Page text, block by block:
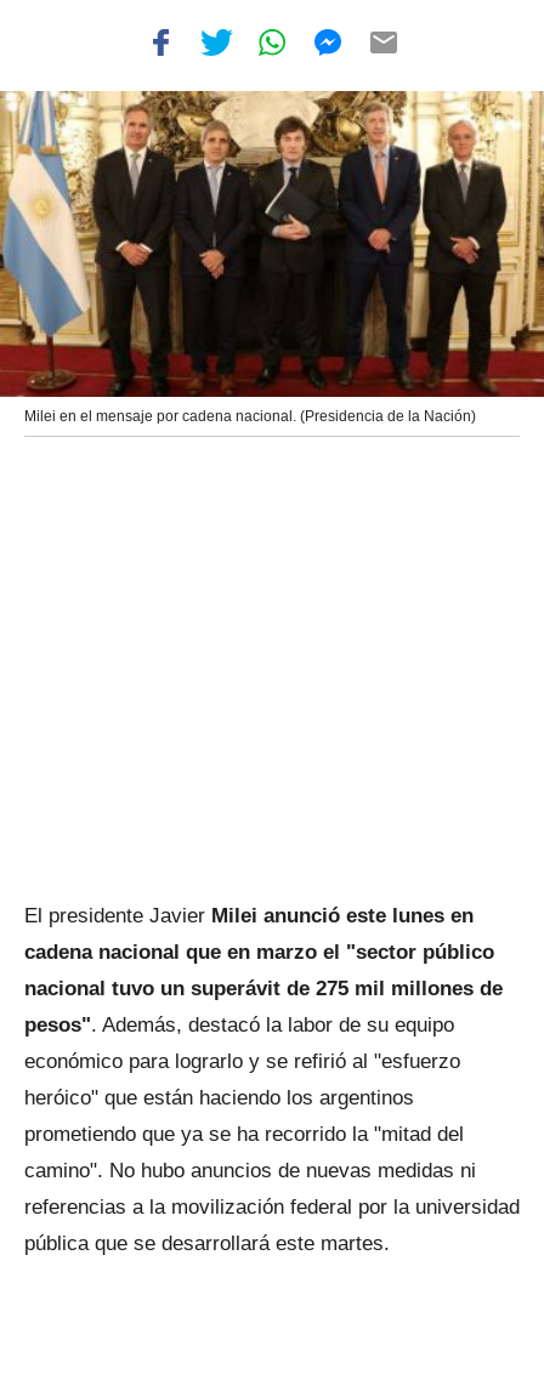
Milei en el mensaje por cadena nacional. (Presidencia de la Nación)
El presidente Javier Milei anunció este lunes en
cadena nacional que en marzo el "sector público
nacional tuvo un superávit de 275 mil millones de
pesos". Además, destacó la labor de su equipo
económico para lograrlo y se refirió al "esfuerzo
heróico" que están haciendo los argentinos
prometiendo que ya se ha recorrido la "mitad del
camino". No hubo anuncios de nuevas medidas ni
referencias a la movilización federal por la universidad
pública que se desarrollará este martes.